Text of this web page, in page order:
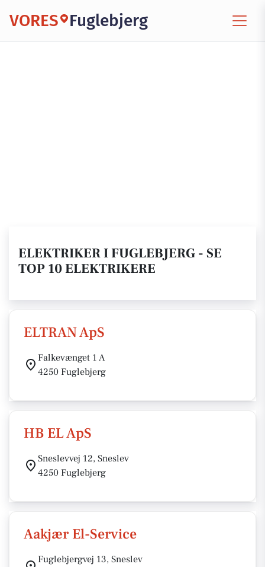
VORES Fuglebjerg
ELEKTRIKER I FUGLEBJERG - SE
TOP 10 ELEKTRIKERE
ELTRAN ApS
Falkevænget 1 A
4250 Fuglebjerg
HB EL ApS
Sneslevvej 12, Sneslev
4250 Fuglebjerg
Aakjær El-Service
Fuglebjergvej 13, Sneslev